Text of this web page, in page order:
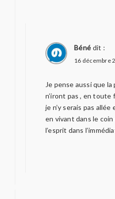
Béné dit :
16 décembre
Je pense aussi que
n’iront pas , en toute
je n’y serais pas
en vivant dans le coin
l’esprit dans